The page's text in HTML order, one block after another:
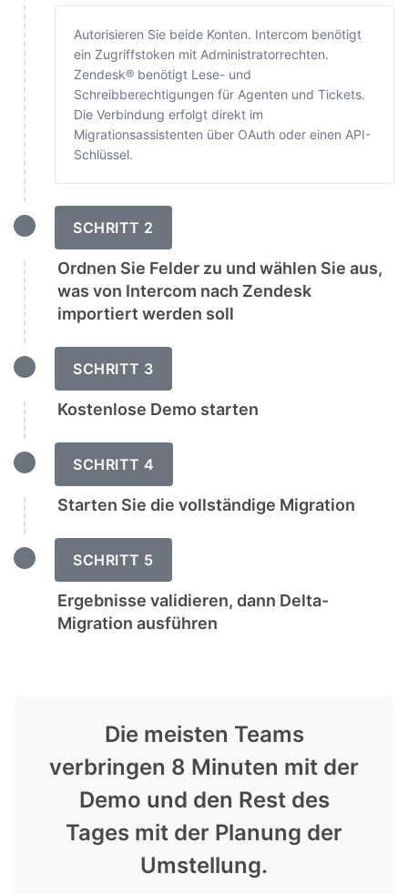
Autorisieren Sie beide Konten. Intercom benötigt
ein Zugriffstoken mit Administratorrechten.
Zendesk® benötigt Lese- und
Schreibberechtigungen für Agenten und Tickets.
Die Verbindung erfolgt direkt im
Migrationsassistenten über OAuth oder einen API-
Schlüssel.
SCHRITT 2
Ordnen Sie Felder zu und wählen Sie aus,
was von Intercom nach Zendesk
importiert werden soll
SCHRITT 3
Kostenlose Demo starten
SCHRITT 4
Starten Sie die vollständige Migration
SCHRITT 5
Ergebnisse validieren, dann Delta-
Migration ausführen
Die meisten Teams
verbringen 8 Minuten mit der
Demo und den Rest des
Tages mit der Planung der
Umstellung.